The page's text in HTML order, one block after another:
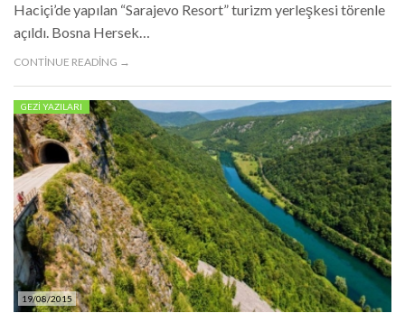
Haciçi’de yapılan “Sarajevo Resort” turizm yerleşkesi törenle
açıldı. Bosna Hersek…
CONTINUE READING →
19/08/2015
GEZI YAZILARI